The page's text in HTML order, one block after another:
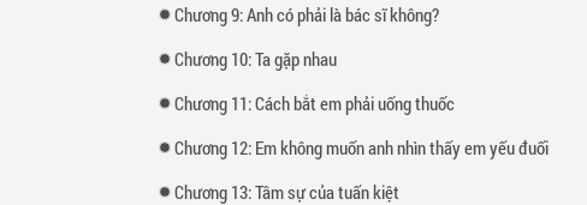
Chương 9: Anh có phải là bác sĩ không?
Chương 10: Ta gặp nhau
Chương 11: Cách bắt em phải uống thuốc
Chương 12: Em không muốn anh nhìn thấy em yếu đuối
Chương 13: Tâm sự của tuấn kiệt